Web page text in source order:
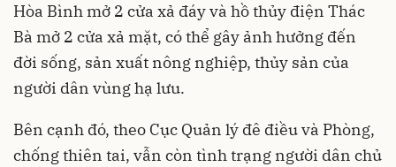
Hòa Bình mở 2 cửa xả đáy và hồ thủy điện Thác
Bà mở 2 cửa xả mặt, có thể gây ảnh hưởng đến
đời sống, sản xuất nông nghiệp, thủy sản của
người dân vùng hạ lưu.
Bên cạnh đó, theo Cục Quản lý đê điều và Phòng,
chống thiên tai, vẫn còn tình trạng người dân chủ